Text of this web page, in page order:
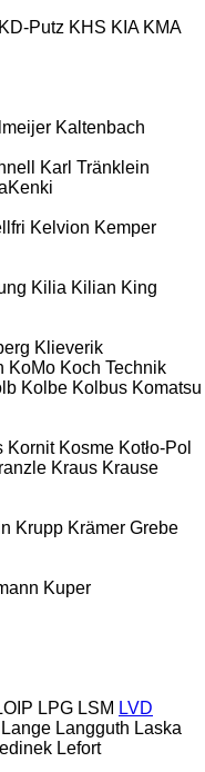
KD-Putz KHS KIA KMA
Kaltenbach
Karl Tränklein
Kelvion Kemper
Kilia Kilian King
Klieverik
KoMo Koch Technik
Kolbe Kolbus Komatsu
Kornit Kosme Kotło-Pol
Kraus Krause
Krupp Krämer Grebe
Kuper
LPG LSM LVD
Lange Langguth Laska
Lefort